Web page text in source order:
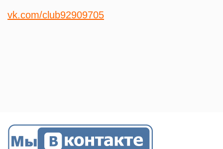
vk.com/club92909705